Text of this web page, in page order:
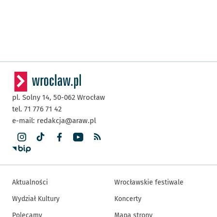
pl. Solny 14, 50-062 Wrocław
tel. 71 776 71 42
e-mail: redakcja@araw.pl
Aktualności
Wydział Kultury
Polecamy
Wrocławskie festiwale
Koncerty
Mapa strony